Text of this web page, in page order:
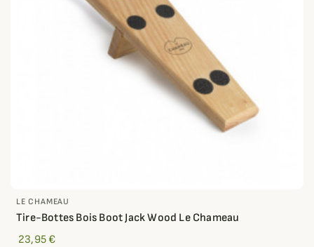
LE CHAMEAU
Tire-Bottes Bois Boot Jack Wood Le Chameau
23,95 €